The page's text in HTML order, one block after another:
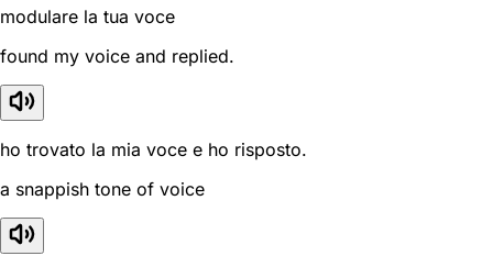
modulare la tua voce
found my voice and replied.
ho trovato la mia voce e ho risposto.
a snappish tone of voice